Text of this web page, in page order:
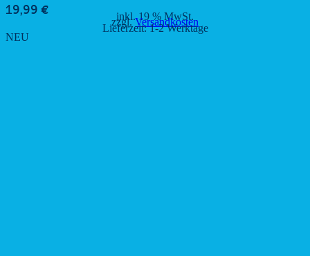
19,99 € inkl. 19 % MwSt.
zzgl.Versandkosten
Lieferzeit:1-2 Werktage
NEU